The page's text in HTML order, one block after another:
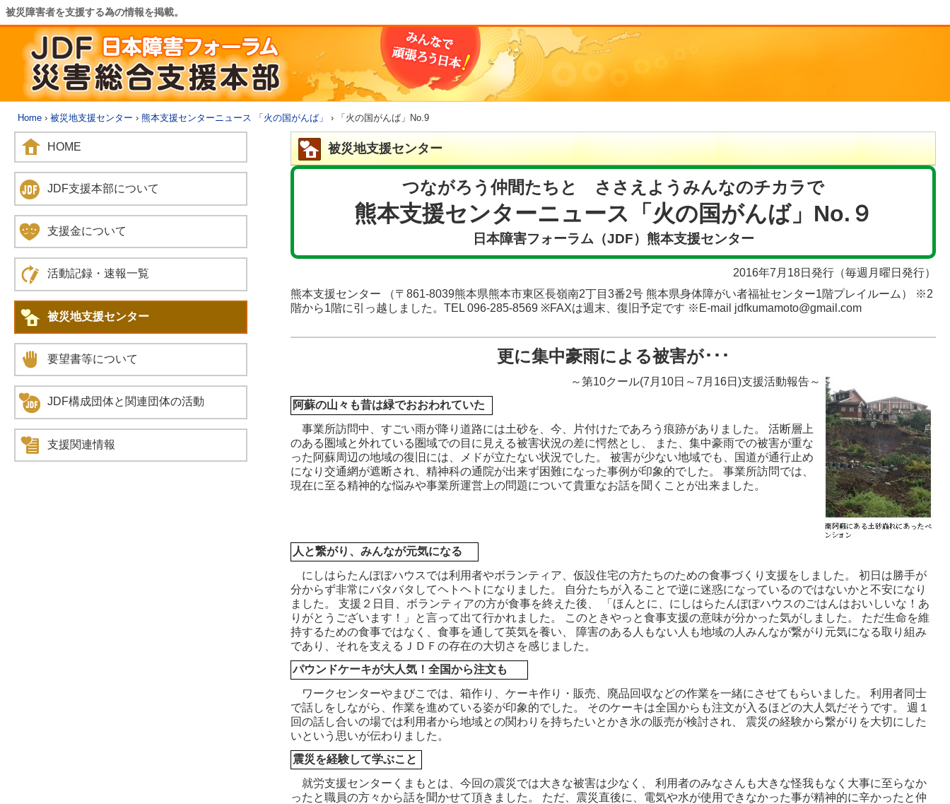
被災障害者を支援する為の情報を掲載。
Home › 被災地支援センター › 熊本支援センターニュース 「火の国がんば」 › 「火の国がんば」No.9
被災地支援センター
つながろう仲間たちと ささえようみんなのチカラで
熊本支援センターニュース「火の国がんば」No.９
日本障害フォーラム（JDF）熊本支援センター
2016年7月18日発行（毎週月曜日発行）
熊本支援センター （〒861-8039熊本県熊本市東区長嶺南2丁目3番2号 熊本県身体障がい者福祉センター1階プレイルーム） ※2
階から1階に引っ越しました。TEL 096-285-8569 ※FAXは週末、復旧予定です ※E-mail jdfkumamoto@gmail.com
更に集中豪雨による被害が･･･
～第10クール(7月10日～7月16日)支援活動報告～
阿蘇の山々も昔は緑でおおわれていた
事業所訪問中、すごい雨が降り道路には土砂を、今、片付けたであろう痕跡がありました。 活断層上
のある圏域と外れている圏域での目に見える被害状況の差に愕然とし、 また、集中豪雨での被害が重な
った阿蘇周辺の地域の復旧には、メドが立たない状況でした。 被害が少ない地域でも、国道が通行止め
になり交通網が遮断され、精神科の通院が出来ず困難になった事例が印象的でした。 事業所訪問では、
現在に至る精神的な悩みや事業所運営上の問題について貴重なお話を聞くことが出来ました。
人と繋がり、みんなが元気になる
にしはらたんぽぽハウスでは利用者やボランティア、仮設住宅の方たちのための食事づくり支援をしました。 初日は勝手が
分からず非常にバタバタしてヘトヘトになりました。 自分たちが入ることで逆に迷惑になっているのではないかと不安になり
ました。 支援２日目、ボランティアの方が食事を終えた後、 「ほんとに、にしはらたんぽぽハウスのごはんはおいしいな！あ
りがとうございます！」と言って出て行かれました。 このときやっと食事支援の意味が分かった気がしました。 ただ生命を維
持するための食事ではなく、食事を通して英気を養い、 障害のある人もない人も地域の人みんなが繋がり元気になる取り組み
であり、それを支えるＪＤＦの存在の大切さを感じました。
パウンドケーキが大人気！全国から注文も
ワークセンターやまびこでは、箱作り、ケーキ作り・販売、廃品回収などの作業を一緒にさせてもらいました。 利用者同士
で話しをしながら、作業を進めている姿が印象的でした。 そのケーキは全国からも注文が入るほどの大人気だそうです。 週１
回の話し合いの場では利用者から地域との関わりを持ちたいとかき氷の販売が検討され、 震災の経験から繋がりを大切にした
いという思いが伝わりました。
震災を経験して学ぶこと
就労支援センターくまもとは、今回の震災では大きな被害は少なく、 利用者のみなさんも大きな怪我もなく大事に至らなか
ったと職員の方々から話を聞かせて頂きました。 ただ、震災直後に、電気や水が使用できなかった事が精神的に辛かったと仲
HOME
JDF支援本部について
支援金について
活動記録・速報一覧
被災地支援センター
要望書等について
JDF構成団体と関連団体の活動
支援関連情報